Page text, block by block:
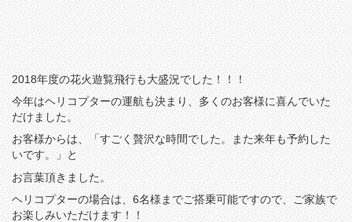
2018年度の花火遊覧飛行も大盛況でした！！！
今年はヘリコプターの運航も決まり、多くのお客様に喜んでいた
だけました。
お客様からは、「すごく贅沢な時間でした。また来年も予約した
いです。」と
お言葉頂きました。
ヘリコプターの場合は、6名様までご搭乗可能ですので、ご家族で
お楽しみいただけます！！